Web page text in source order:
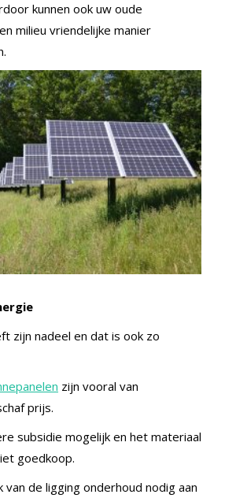
kunnen ook uw oude
milieu vriendelijke manier
zijn nadeel en dat is ook zo
zijn vooral van
prijs.
subsidie mogelijk en het materiaal
goedkoop.
van de ligging onderhoud nodig aan